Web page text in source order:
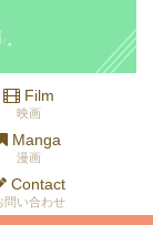
Film
映画
Manga
漫画
Contact
問い合わせ